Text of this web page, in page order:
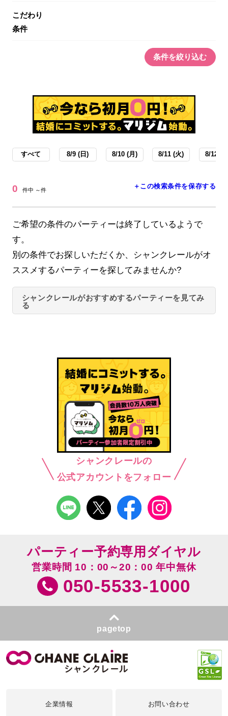
こだわり
条件
条件を絞り込む
すべて 8/9 (日) 8/10 (月) 8/11 (火) 8/12 (
0 件中 ～件 ＋この検索条件を保存する
ご希望の条件のパーティーは終了しているようで
す。
別の条件でお探しいただくか、シャンクレールがオ
ススメするパーティーを探してみませんか?
シャンクレールがおすすめするパーティーを見てみ
る
シャンクレールの
公式アカウントをフォロー
パーティー予約専用ダイヤル
営業時間 10：00～20：00 年中無休
050-5533-1000
pagetop
企業情報 お問い合わせ